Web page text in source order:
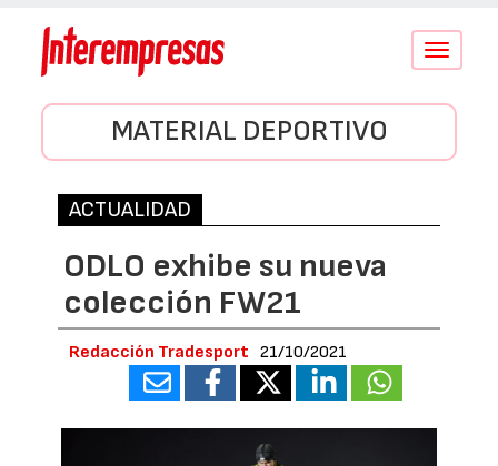
Conmutar
MATERIAL DEPORTIVO
ACTUALIDAD
ODLO exhibe su nueva
colección FW21
Redacción Tradesport 21/10/2021